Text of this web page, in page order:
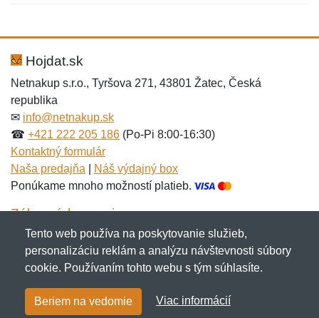
Hodnotenie:
Meno:*
E-mail:
Správa*
Meno:
E-mail:*
Správa*
Hojdat.sk
Netnakup s.r.o., Tyršova 271, 43801 Žatec, Česká
republika
✉ info@netnakup.sk
☎ +421 222 205 186 (Po-Pi 8:00-16:30)
Kontaktný formulár
Naša predajňa
Náš výdajný box
Ponúkame mnoho možností platieb.
Zákaznícky servis
Novinky emailom
Copyright © 2007-2026 (19 rokov s vami)Netnakup.sk
NetIQ. Všetky práva vyhradené.
Tento web používa na poskytovanie služieb,
personalizáciu reklám a analýzu návštevnosti súbory
cookie. Používaním tohto webu s tým súhlasíte.
Beriem na vedomie Viac informácií